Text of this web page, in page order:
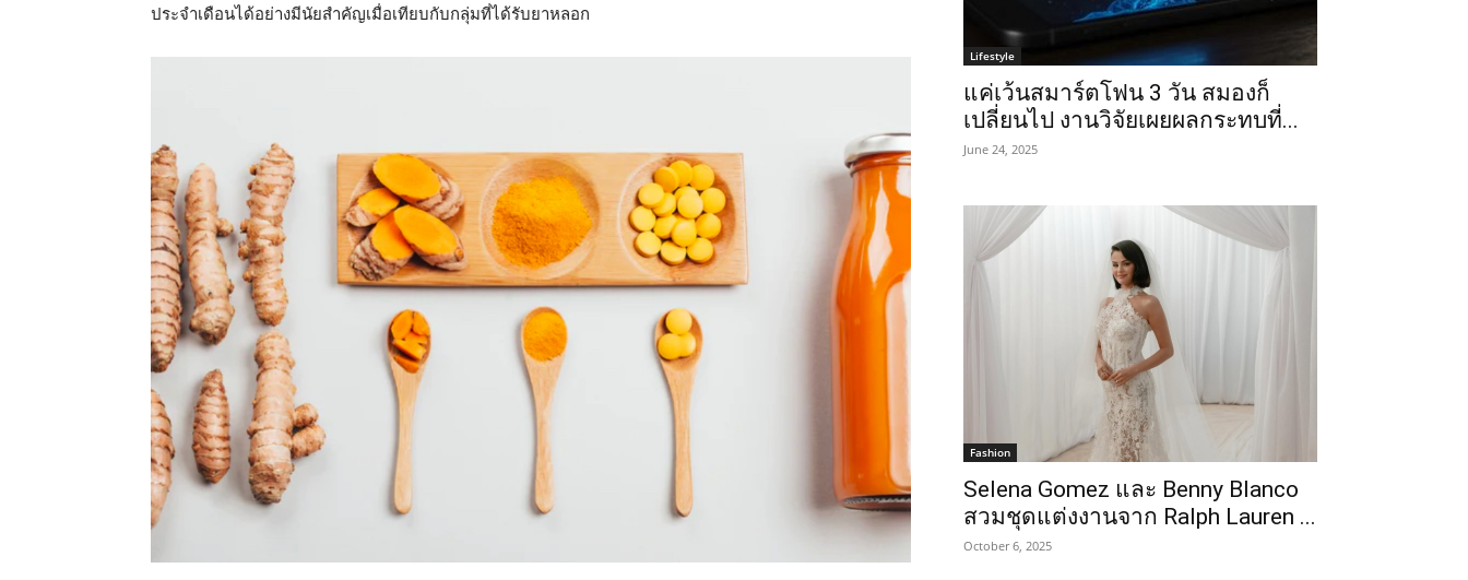
ประจำเดือนได้อย่างมีนัยสำคัญเมื่อเทียบกับกลุ่มที่ได้รับยาหลอก
Lifestyle
แค่เว้นสมาร์ตโฟน 3 วัน สมองก็
เปลี่ยนไป งานวิจัยเผยผลกระทบที่...
June 24, 2025
Fashion
Selena Gomez และ Benny Blanco
สวมชุดแต่งงานจาก Ralph Lauren ...
October 6, 2025